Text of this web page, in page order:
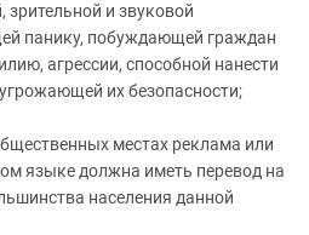
зрительной и звуковой
панику, побуждающей граждан
агрессии, способной нанести
их безопасности;
местах реклама или
языке должна иметь перевод на
населения данной